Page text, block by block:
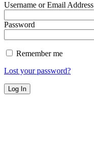
Username or Email Address
Password
Remember me
Lost your password?